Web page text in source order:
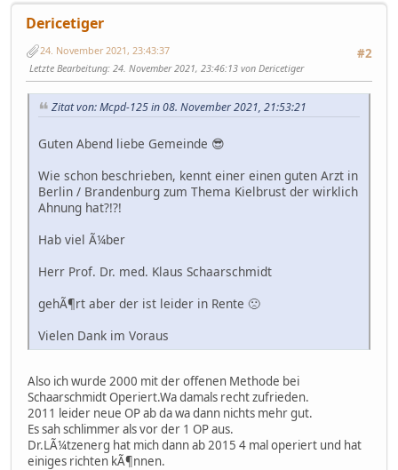
Dericetiger
#2
24. November 2021, 23:43:37
Letzte Bearbeitung: 24. November 2021, 23:46:13 von Dericetiger
Zitat von: Mcpd-125 in 08. November 2021, 21:53:21
Guten Abend liebe Gemeinde 😎
Wie schon beschrieben, kennt einer einen guten Arzt in
Berlin / Brandenburg zum Thema Kielbrust der wirklich
Ahnung hat?!?!
Hab viel Ã¼ber
Herr Prof. Dr. med. Klaus Schaarschmidt
gehÃ¶rt aber der ist leider in Rente 🙁
Vielen Dank im Voraus
Also ich wurde 2000 mit der offenen Methode bei
Schaarschmidt Operiert.Wa damals recht zufrieden.
2011 leider neue OP ab da wa dann nichts mehr gut.
Es sah schlimmer als vor der 1 OP aus.
Dr.LÃ¼tzenerg hat mich dann ab 2015 4 mal operiert und hat
einiges richten kÃ¶nnen.